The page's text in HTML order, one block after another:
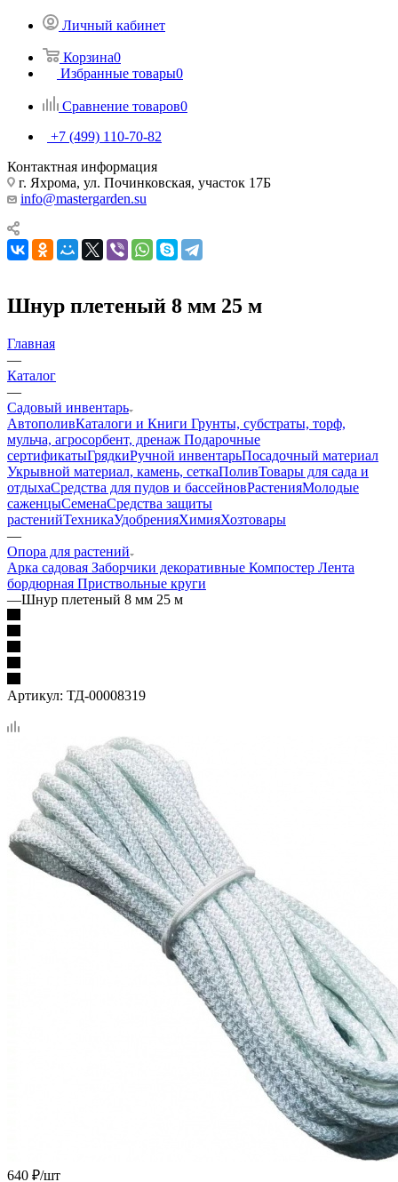
Личный кабинет
Корзина0
Избранные товары0
Сравнение товаров0
+7 (499) 110-70-82
Контактная информация
г. Яхрома, ул. Починковская, участок 17Б
info@mastergarden.su
Шнур плетеный 8 мм 25 м
Главная
—
Каталог
—
Садовый инвентарь
АвтополивКаталоги и Книги Грунты, субстраты, торф,
мульча, агросорбент, дренаж Подарочные
сертификатыГрядкиРучной инвентарьПосадочный материал
Укрывной материал, камень, сеткаПоливТовары для сада и
отдыхаСредства для пудов и бассейновРастенияМолодые
саженцыСеменаСредства защиты
растенийТехникаУдобренияХимияХозтовары
—
Опора для растений
Арка садовая Заборчики декоративные Компостер Лента
бордюрная Приствольные круги
—Шнур плетеный 8 мм 25 м
Артикул: ТД-00008319
640 ₽/шт